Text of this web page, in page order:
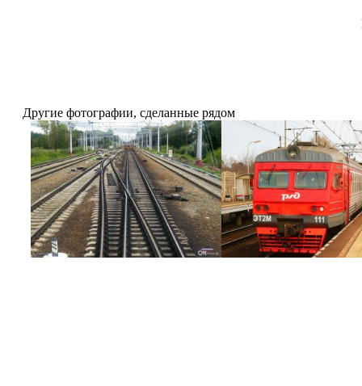
Другие фотографии, сделанные рядом